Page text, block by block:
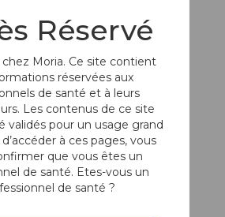
Pince à Iris
courbe, mors lisses
Réservé
Moria. Ce site contient
réservées aux
de santé et à leurs
Les contenus de ce site
validés pour un usage grand
à ces pages, vous
que vous êtes un
de santé. Etes-vous un
de santé ?